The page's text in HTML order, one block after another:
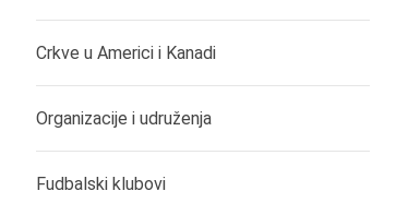
Crkve u Americi i Kanadi
Organizacije i udruženja
Fudbalski klubovi